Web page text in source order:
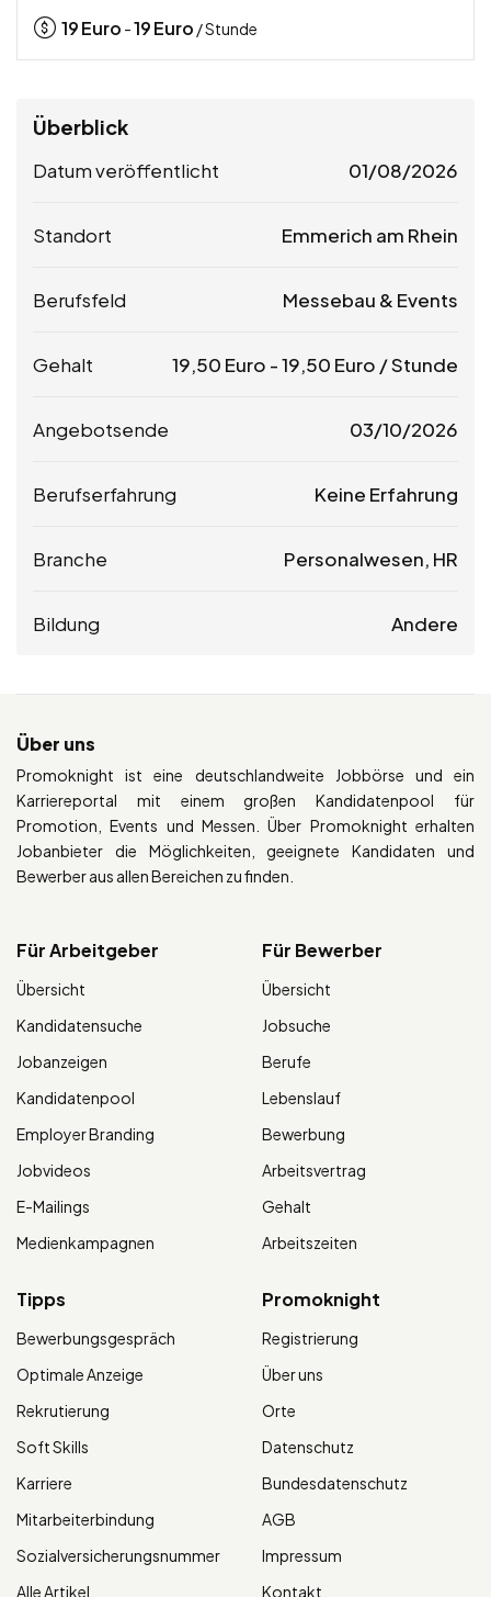
19Euro -19Euro / Stunde
Überblick
Datum veröffentlicht 01/08/2026
Standort Emmerich am Rhein
Berufsfeld Messebau & Events
Gehalt 19,50 Euro -19,50 Euro / Stunde
Angebotsende 03/10/2026
Berufserfahrung Keine Erfahrung
Branche Personalwesen, HR
Bildung Andere
Über uns
Promoknight ist eine deutschlandweite Jobbörse und ein
Karriereportal mit einem großen Kandidatenpool für
Promotion, Events und Messen. Über Promoknight erhalten
Jobanbieter die Möglichkeiten, geeignete Kandidaten und
Bewerber aus allen Bereichen zu finden.
Für Arbeitgeber
Übersicht
Kandidatensuche
Jobanzeigen
Kandidatenpool
Employer Branding
Jobvideos
E-Mailings
Medienkampagnen
Für Bewerber
Übersicht
Jobsuche
Berufe
Lebenslauf
Bewerbung
Arbeitsvertrag
Gehalt
Arbeitszeiten
Tipps
Bewerbungsgespräch
Optimale Anzeige
Rekrutierung
Soft Skills
Karriere
Mitarbeiterbindung
Sozialversicherungsnummer
Alle Artikel
Promoknight
Registrierung
Über uns
Orte
Datenschutz
Bundesdatenschutz
AGB
Impressum
Kontakt